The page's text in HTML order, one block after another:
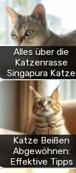
Alles über die
Katzenrasse
Singapura Katze
Katze Beißen
Abgewöhnen:
Effektive Tipps